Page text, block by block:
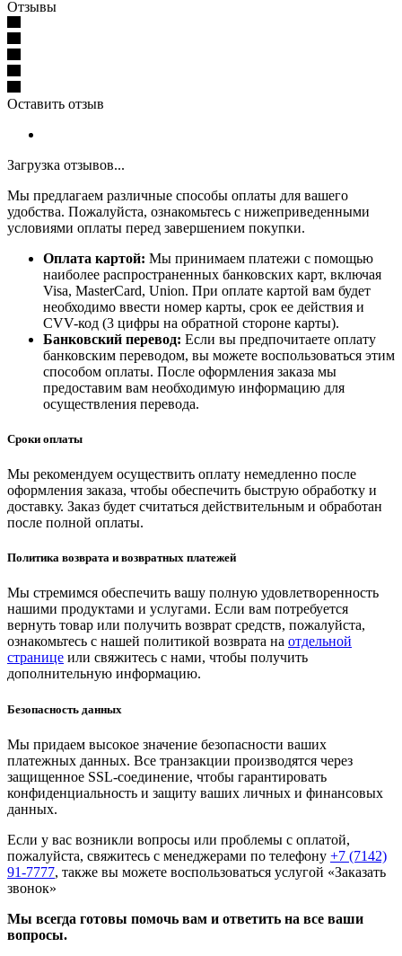
Отзывы
Оставить отзыв
Загрузка отзывов...
Мы предлагаем различные способы оплаты для вашего
удобства. Пожалуйста, ознакомьтесь с нижеприведенными
условиями оплаты перед завершением покупки.
Оплата картой: Мы принимаем платежи с помощью
наиболее распространенных банковских карт, включая
Visa, MasterCard, Union. При оплате картой вам будет
необходимо ввести номер карты, срок ее действия и
CVV-код (3 цифры на обратной стороне карты).
Банковский перевод: Если вы предпочитаете оплату
банковским переводом, вы можете воспользоваться этим
способом оплаты. После оформления заказа мы
предоставим вам необходимую информацию для
осуществления перевода.
Сроки оплаты
Мы рекомендуем осуществить оплату немедленно после
оформления заказа, чтобы обеспечить быструю обработку и
доставку. Заказ будет считаться действительным и обработан
после полной оплаты.
Политика возврата и возвратных платежей
Мы стремимся обеспечить вашу полную удовлетворенность
нашими продуктами и услугами. Если вам потребуется
вернуть товар или получить возврат средств, пожалуйста,
ознакомьтесь с нашей политикой возврата на отдельной
странице или свяжитесь с нами, чтобы получить
дополнительную информацию.
Безопасность данных
Мы придаем высокое значение безопасности ваших
платежных данных. Все транзакции производятся через
защищенное SSL-соединение, чтобы гарантировать
конфиденциальность и защиту ваших личных и финансовых
данных.
Если у вас возникли вопросы или проблемы с оплатой,
пожалуйста, свяжитесь с менеджерами по телефону +7 (7142)
91-7777, также вы можете воспользоваться услугой «Заказать
звонок»
Мы всегда готовы помочь вам и ответить на все ваши
вопросы.